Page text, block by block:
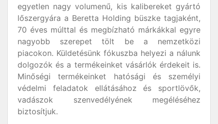
egyetlen nagy volumenű, kis kalibereket gyártó
lőszergyára a Beretta Holding büszke tagjaként,
70 éves múlttal és megbízható márkákkal egyre
nagyobb szerepet tölt be a nemzetközi
piacokon. Küldetésünk fókuszba helyezi a nálunk
dolgozók és a termékeinket vásárlók érdekeit is.
Minőségi termékeinket hatósági és személyi
védelmi feladatok ellátásához és sportlövők,
vadászok szenvedélyének megéléséhez
biztosítjuk.